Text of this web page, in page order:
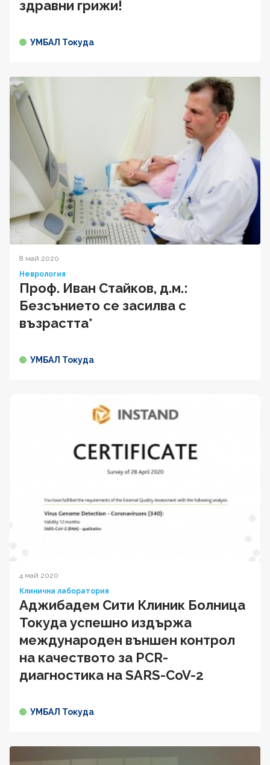
здравни грижи!
УМБАЛ Токуда
8 май 2020
Неврология
Проф. Иван Cтaйкoв, д.м.:
Безсънието се засилва с
възрастта*
УМБАЛ Токуда
4 май 2020
Клинична лаборатория
Аджибадем Сити Клиник Болница
Токуда успешно издържа
международен външен контрол
на качеството за PCR-
диагностика на SARS-CoV-2
УМБАЛ Токуда